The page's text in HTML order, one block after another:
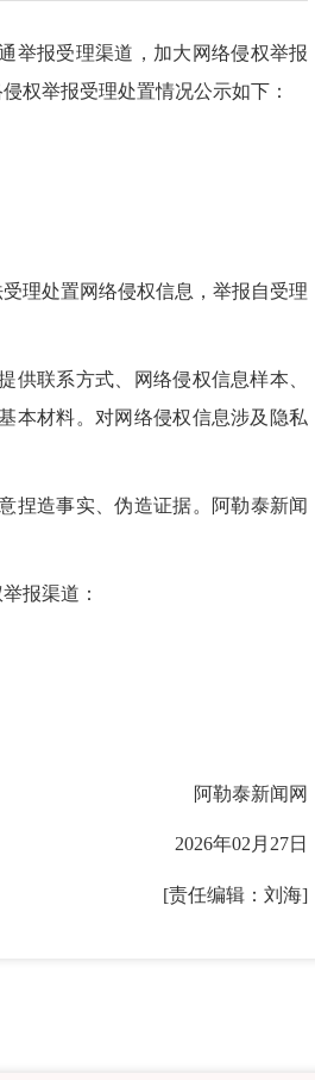
举报受理渠道，加大网络侵权举报
权举报受理处置情况公示如下：
理处置网络侵权信息，举报自受理
联系方式、网络侵权信息样本、
本材料。对网络侵权信息涉及隐私
造事实、伪造证据。 阿勒泰新闻
报渠道：
阿勒泰新闻网
2026年02月27日
[责任编辑：刘海]